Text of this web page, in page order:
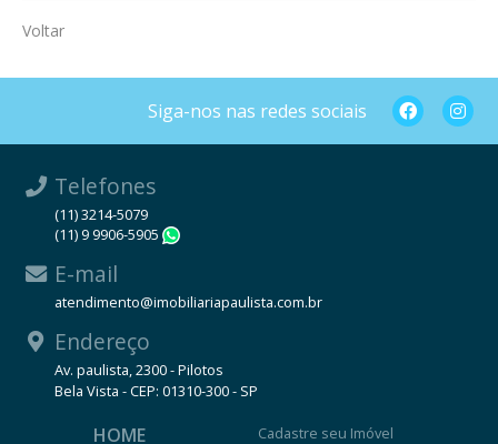
Voltar
Siga-nos nas redes sociais
Telefones
(11) 3214-5079
(11) 9 9906-5905
E-mail
atendimento@imobiliariapaulista.com.br
Endereço
Av. paulista, 2300 - Pilotos
Bela Vista - CEP: 01310-300 - SP
HOME Cadastre seu Imóvel